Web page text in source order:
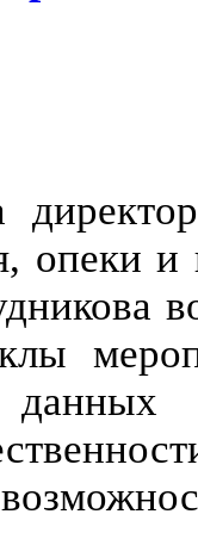
опеки и
данных